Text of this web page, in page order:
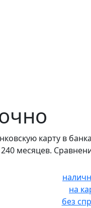
карту в
месяцев.
на
без